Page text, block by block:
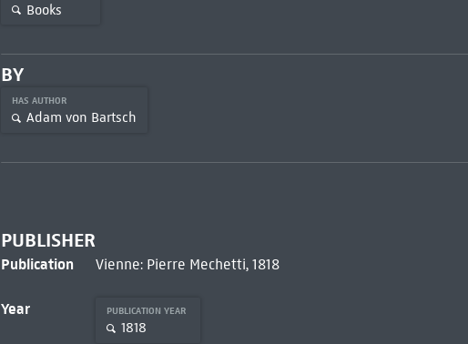
Books
BY
HAS AUTHOR
Adam von Bartsch
PUBLISHER
Publication Vienne: Pierre Mechetti, 1818
Year PUBLICATION YEAR
1818